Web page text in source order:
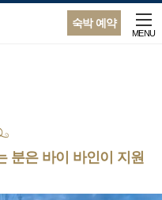
숙박 예약
MENU
분은 바이 바인이 지원